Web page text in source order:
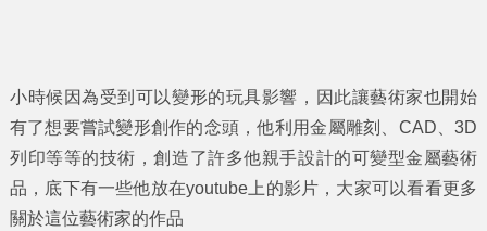
小時候因為受到可以變形的玩具影響，因此讓藝術家也開始
有了想要嘗試變形創作的念頭，他利用金屬雕刻、CAD、3D
列印等等的技術，創造了許多他親手設計的可變型金屬藝術
品，底下有一些他放在youtube上的影片，大家可以看看更多
關於這位藝術家的作品